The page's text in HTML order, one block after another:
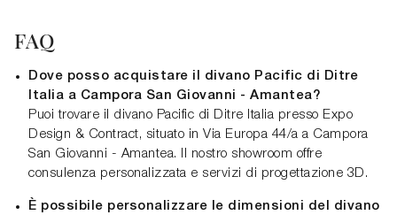
FAQ
Dove posso acquistare il divano Pacific di Ditre
Italia a Campora San Giovanni - Amantea?
Puoi trovare il divano Pacific di Ditre Italia presso Expo
Design & Contract, situato in Via Europa 44/a a Campora
San Giovanni - Amantea. Il nostro showroom offre
consulenza personalizzata e servizi di progettazione 3D.
È possibile personalizzare le dimensioni del divano